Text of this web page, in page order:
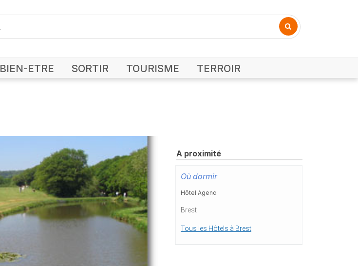
BIEN-ETRE SORTIR TOURISME TERROIR
A proximité
Où dormir
Hôtel Agena
Brest
Tous les Hôtels à Brest